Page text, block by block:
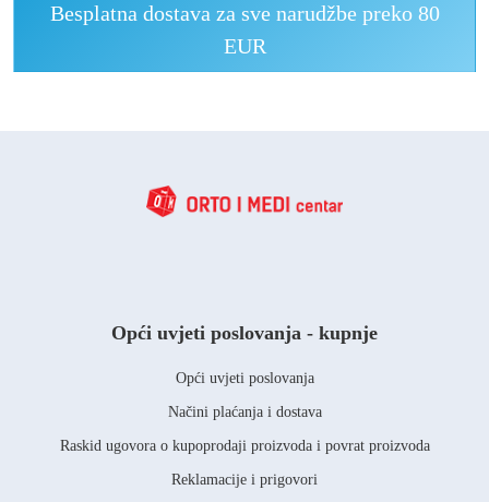
Besplatna dostava za sve narudžbe preko 80
EUR
Opći uvjeti poslovanja - kupnje
Opći uvjeti poslovanja
Načini plaćanja i dostava
Raskid ugovora o kupoprodaji proizvoda i povrat proizvoda
Reklamacije i prigovori